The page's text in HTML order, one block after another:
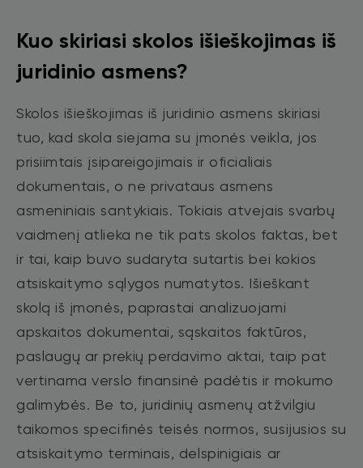
Kuo skiriasi skolos išieškojimas iš
juridinio asmens?
Skolos išieškojimas iš juridinio asmens skiriasi
tuo, kad skola siejama su įmonės veikla, jos
prisiimtais įsipareigojimais ir oficialiais
dokumentais, o ne privataus asmens
asmeniniais santykiais. Tokiais atvejais svarbų
vaidmenį atlieka ne tik pats skolos faktas, bet
ir tai, kaip buvo sudaryta sutartis bei kokios
atsiskaitymo sąlygos numatytos. Išieškant
skolą iš įmonės, paprastai analizuojami
apskaitos dokumentai, sąskaitos faktūros,
paslaugų ar prekių perdavimo aktai, taip pat
vertinama verslo finansinė padėtis ir mokumo
galimybės. Be to, juridinių asmenų atžvilgiu
taikomos specifinės teisės normos, susijusios su
atsiskaitymo terminais, delspinigiais ar